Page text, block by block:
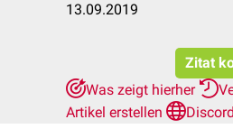
13.09.2019
Zitat
Was zeigt hierher
Artikel erstellen
Discord